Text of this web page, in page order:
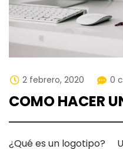
2 febrero, 2020 0
COMO HACER
¿Qué es un logotipo?